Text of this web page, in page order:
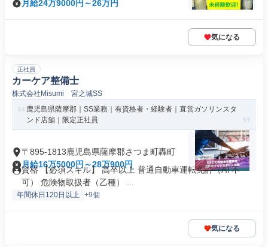
月給24万9000円～26万円
気になる
正社員
カーケア整備士
株式会社Misumi 宮之城SS
鹿児島県薩摩郡｜SS業務｜有資格者・経験者｜直営ガソリンスタ
ンド店舗｜限定正社員
〒895-1813鹿児島県薩摩郡さつま町轟町
月給16万5000円～28万900円
資格 【必須スキル】 高卒以上 普通自動車運転免許（AT不
可） 危険物取扱者（乙種） ...
年間休日120日以上 +9個
気になる